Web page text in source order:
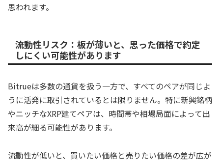
思われます。
流動性リスク：板が薄いと、思った価格で約定
しにくい可能性があります
Bitrueは多数の通貨を扱う一方で、すべてのペアが同じよ
うに活発に取引されているとは限りません。特に新興銘柄
やニッチなXRP建てペアは、時間帯や相場局面によって出
来高が細る可能性があります。
流動性が低いと、買いたい価格と売りたい価格の差が広が